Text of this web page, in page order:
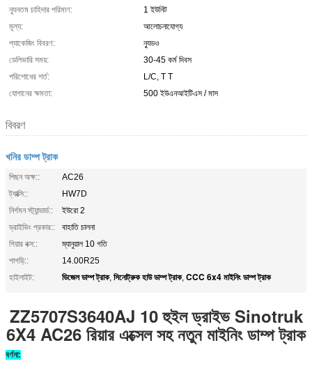
ন্যূনতম চাহিদার পরিমাণ:
1 ইউনিট
মূল্য:
আলোচনাযোগ্য
প্যাকেজিং বিবরণ:
ন্যুডও
ডেলিভারি সময়:
30-45 কর্ম দিবস
পরিশোধের শর্ত:
L/C, T T
যোগানের ক্ষমতা:
500 ইউএনআইটিএস / মাস
বিবরণ
খনির ডাম্প ট্রাক
পিছন অক্ষ::
AC26
ট্যাক্সি::
HW7D
নির্গমন স্ট্যান্ডার্ড::
ইউরো 2
ড্রাইভিং প্রকার::
বাহাতি চালনা
গিয়ার বক্স::
ম্যানুয়াল 10 গতি
পাগড়ি::
14.00R25
হাইলাইট:
ডিজেল ডাম্প ট্রাক, সিনোট্রুক হাউ ডাম্প ট্রাক, CCC 6x4 মাইনিং ডাম্প ট্রাক
ZZ5707S3640AJ 10 হুইল ড্রাইভ Sinotruk
6X4 AC26 রিয়ার এক্সেল সহ নতুন মাইনিং ডাম্প ট্রাক
বর্ণনা: